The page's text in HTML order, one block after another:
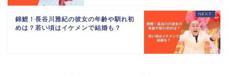
錦鯉！長谷川雅紀の彼女の年齢や馴れ初
めは？若い頃はイケメンで結婚も？